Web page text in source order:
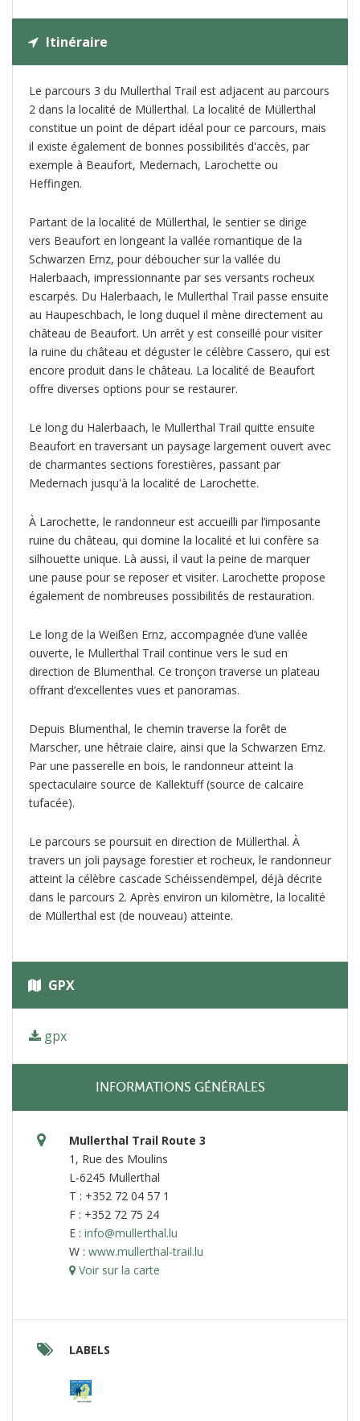
Itinéraire
Le parcours 3 du Mullerthal Trail est adjacent au parcours
2 dans la localité de Müllerthal. La localité de Müllerthal
constitue un point de départ idéal pour ce parcours, mais
il existe également de bonnes possibilités d'accès, par
exemple à Beaufort, Medernach, Larochette ou
Heffingen.
Partant de la localité de Müllerthal, le sentier se dirige
vers Beaufort en longeant la vallée romantique de la
Schwarzen Ernz, pour déboucher sur la vallée du
Halerbaach, impressionnante par ses versants rocheux
escarpés. Du Halerbaach, le Mullerthal Trail passe ensuite
au Haupeschbach, le long duquel il mène directement au
château de Beaufort. Un arrêt y est conseillé pour visiter
la ruine du château et déguster le célèbre Cassero, qui est
encore produit dans le château. La localité de Beaufort
offre diverses options pour se restaurer.
Le long du Halerbaach, le Mullerthal Trail quitte ensuite
Beaufort en traversant un paysage largement ouvert avec
de charmantes sections forestières, passant par
Medernach jusqu'à la localité de Larochette.
À Larochette, le randonneur est accueilli par l’imposante
ruine du château, qui domine la localité et lui confère sa
silhouette unique. Là aussi, il vaut la peine de marquer
une pause pour se reposer et visiter. Larochette propose
également de nombreuses possibilités de restauration.
Le long de la Weißen Ernz, accompagnée d’une vallée
ouverte, le Mullerthal Trail continue vers le sud en
direction de Blumenthal. Ce tronçon traverse un plateau
offrant d’excellentes vues et panoramas.
Depuis Blumenthal, le chemin traverse la forêt de
Marscher, une hêtraie claire, ainsi que la Schwarzen Ernz.
Par une passerelle en bois, le randonneur atteint la
spectaculaire source de Kallektuff (source de calcaire
tufacée).
Le parcours se poursuit en direction de Müllerthal. À
travers un joli paysage forestier et rocheux, le randonneur
atteint la célèbre cascade Schéissendëmpel, déjà décrite
dans le parcours 2. Après environ un kilomètre, la localité
de Müllerthal est (de nouveau) atteinte.
GPX
gpx
INFORMATIONS GÉNÉRALES
Mullerthal Trail Route 3
1, Rue des Moulins
L-6245 Mullerthal
T : +352 72 04 57 1
F : +352 72 75 24
E : info@mullerthal.lu
W : www.mullerthal-trail.lu
Voir sur la carte
LABELS